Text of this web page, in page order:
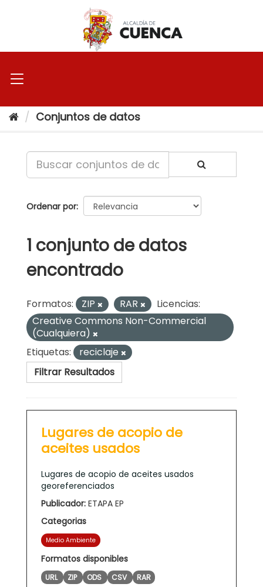
Conjuntos de datos
Ordenar por
1 conjunto de datos
encontrado
Formatos: ZIP RAR
Licencias:
Creative Commons Non-Commercial
(Cualquiera)
Etiquetas:
reciclaje
Filtrar Resultados
Lugares de acopio de
aceites usados
Lugares de acopio de aceites usados
georeferenciados
Publicador: ETAPA EP
Categorias
Medio Ambiente
Formatos disponibles
URL ZIP ODS CSV RAR